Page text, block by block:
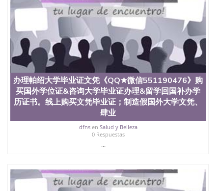
办理帕绍大学毕业证文凭《QQ★微信551190476》购
买国外学位证&咨询大学毕业证办理&留学回国补办学
历证书。线上购买文凭毕业证；制造假国外大学文凭、
肆业
dfnsen Salud y Belleza
0 Respuestas
...